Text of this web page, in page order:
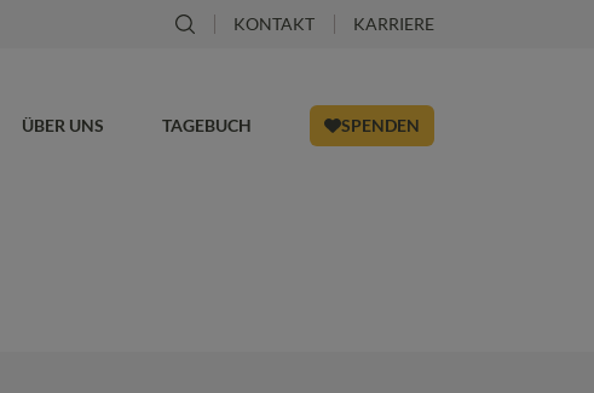
KONTAKT KARRIERE
ÜBER UNS TAGEBUCH SPENDEN